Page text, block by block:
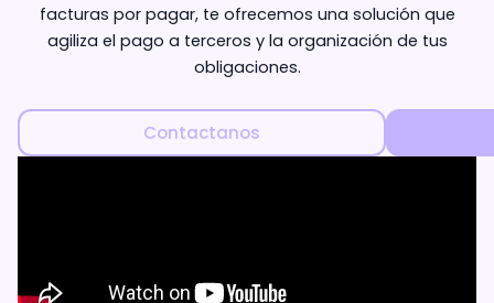
facturas por pagar, te ofrecemos una solución que
agiliza el pago a terceros y la organización de tus
obligaciones.
Contactanos